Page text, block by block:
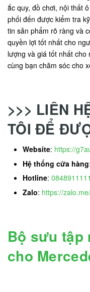
ắc quy, đồ chơi, nội thất
phối đến được kiểm tra
tin sản phẩm rõ ràng và
quyền lợi tốt nhất cho
lượng và giá tốt nhất cho
cùng bạn chăm sóc cho
>>> LIÊN
TÔI ĐỂ
Website: https://
Hệ thống cửa hàng:
Hotline: 0848911111
Zalo: https://
Bộ sưu tập
cho